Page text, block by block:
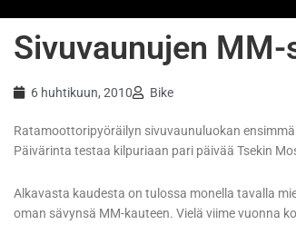
Sivuvaunujen
6 huhtikuun, 2010 Bike
Ratamoottoripyöräilyn sivuvaunuluokan
Päivärinta testaa kilpuriaan pari päivää Tsekin
Alkavasta kaudesta on tulossa monella tavalla
oman sävynsä MM-kauteen. Vielä viime vuonna